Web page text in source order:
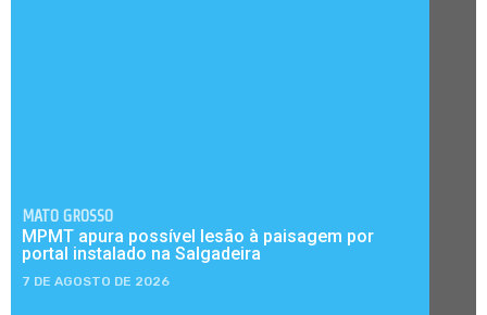
MATO GROSSO
MPMT apura possível lesão à paisagem por
portal instalado na Salgadeira
7 DE AGOSTO DE 2026